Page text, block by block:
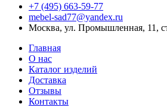
+7 (495) 663-59-77
mebel-sad77@yandex.ru
Москва, ул. Промышленная, 11,
Главная
О нас
Каталог изделий
Доставка
Отзывы
Контакты